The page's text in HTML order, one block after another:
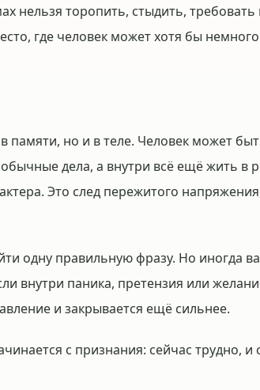
нельзя торопить, стыдить,
где человек может хотя бы
памяти, но и в теле. Человек может
дела, а внутри всё ещё жить в
Это след пережитого
одну правильную фразу. Но иногда
внутри паника, претензия или
и закрывается ещё сильнее.
с признания: сейчас трудно, и